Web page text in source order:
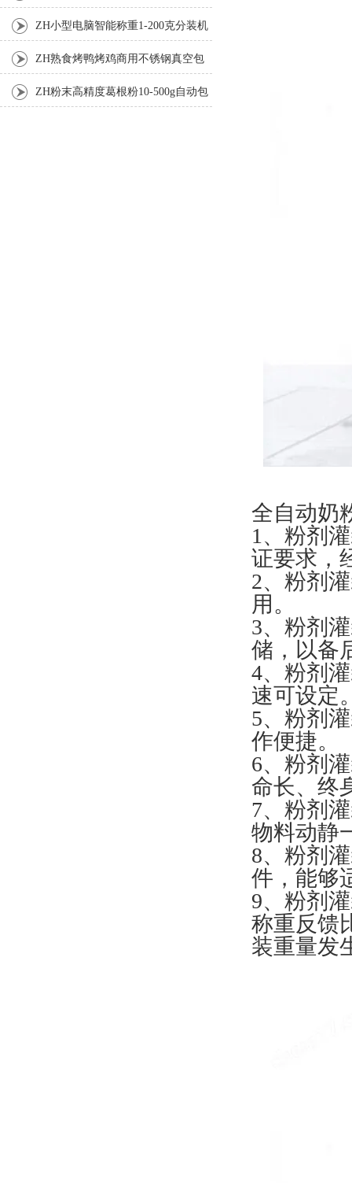
全自动奶
1、粉剂
证要求，
2、粉剂
用。
3、粉剂
储，以备
4、粉剂
速可设定
5、粉剂
作便捷。
6、粉剂
命长、终
7、粉剂
物料动静
8、粉剂
件，能够
9、粉剂
称重反馈
装重量发
机厂家 ZH小型电脑智能称重1-200克分装机
ZH熟食烤鸭烤鸡商用不锈钢真空包
装机 ZH粉末高精度葛根粉10-500g自动包